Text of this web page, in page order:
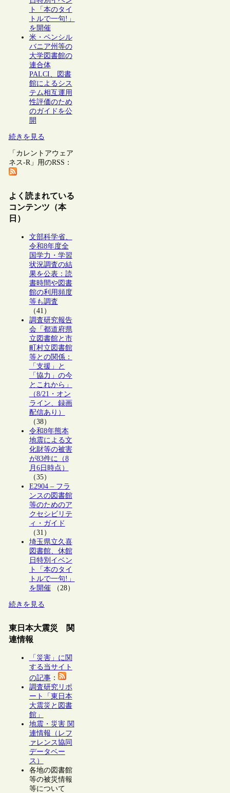
ト「本のタイ
トルで一句!」
を開催
米・ペンシル
バニア州等の
大学図書館の
連合体
PALCI、図書
館によるシス
テム相互運用
性評価のため
のガイドを公
開
続きを見る
「カレントアウェア
ネス-R」用のRSS：
よく読まれている
コンテンツ（本
日）
文部科学省、
令和8年度全
国学力・学習
状況調査の結
果を公表：読
書時間や図書
館の利用頻度
等も調査
（41）
調査研究報告
会「都道府県
立図書館と市
町村立図書館
等との関係：
「支援」と
「協力」の今
とこれから」
（8/21・オン
ライン、録画
配信あり）
（38）
令和8年熊本
地震による文
化財等の被害
が83件に（8
月6日時点）
（35）
E2904 – フラ
ンスの図書館
等のためのア
クセシビリテ
ィ・ガイド
（31）
埼玉県立久喜
図書館、休館
日特別イベン
ト「本のタイ
トルで一句!」
を開催（28）
続きを見る
東日本大震災 関
連情報
「災害」に関
する当サイト
の記事：
調査研究リポ
ート「東日本
大震災と図書
館」
地震・災害 関
連情報（レフ
ァレンス協同
データベー
ス）
各地の図書館
等の被災情報
等について